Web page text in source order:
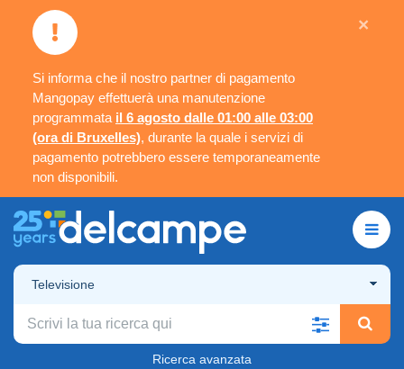
Si informa che il nostro partner di pagamento
Mangopay effettuerà una manutenzione
programmata il 6 agosto dalle 01:00 alle 03:00
(ora di Bruxelles), durante la quale i servizi di
pagamento potrebbero essere temporaneamente
non disponibili.
×
Televisione
Ricerca avanzata